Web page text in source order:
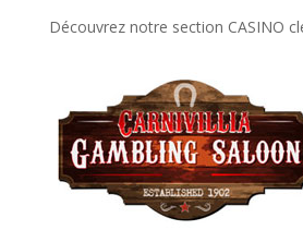
Découvrez notre section CASINO